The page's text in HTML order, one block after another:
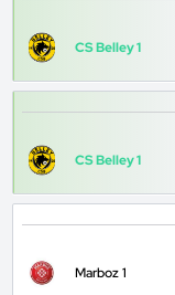
CS Belley 1
CS Belley 1
Marboz 1